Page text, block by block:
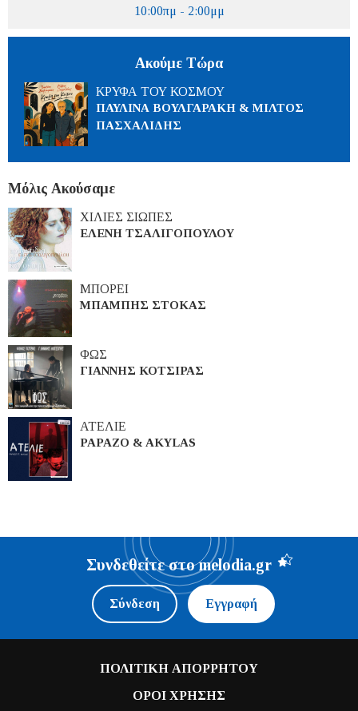
10:00πμ - 2:00μμ
Ακούμε Τώρα
ΚΡΥΦΑ ΤΟΥ ΚΟΣΜΟΥ
ΠΑΥΛΙΝΑ ΒΟΥΛΓΑΡΑΚΗ & ΜΙΛΤΟΣ
ΠΑΣΧΑΛΙΔΗΣ
Μόλις Ακούσαμε
ΧΙΛΙΕΣ ΣΙΩΠΕΣ
ΕΛΕΝΗ ΤΣΑΛΙΓΟΠΟΥΛΟΥ
ΜΠΟΡΕΙ
ΜΠΑΜΠΗΣ ΣΤΟΚΑΣ
ΦΩΣ
ΓΙΑΝΝΗΣ ΚΟΤΣΙΡΑΣ
ΑΤΕΛΙΕ
PAPAZO & AKYLAS
Συνδεθείτε στο melodia.gr
Σύνδεση Εγγραφή
ΠΟΛΙΤΙΚΗ ΑΠΟΡΡΗΤΟΥ
ΟΡΟΙ ΧΡΗΣΗΣ